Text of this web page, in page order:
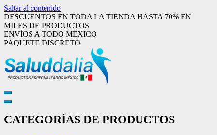
Saltar al contenido
DESCUENTOS EN TODA LA TIENDA HASTA 70% EN
MILES DE PRODUCTOS
ENVÍOS A TODO MÉXICO
PAQUETE DISCRETO
CATEGORÍAS DE PRODUCTOS